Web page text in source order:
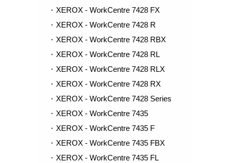
XEROX - WorkCentre 7428 FX
XEROX - WorkCentre 7428 R
XEROX - WorkCentre 7428 RBX
XEROX - WorkCentre 7428 RL
XEROX - WorkCentre 7428 RLX
XEROX - WorkCentre 7428 RX
XEROX - WorkCentre 7428 Series
XEROX - WorkCentre 7435
XEROX - WorkCentre 7435 F
XEROX - WorkCentre 7435 FBX
XEROX - WorkCentre 7435 FL